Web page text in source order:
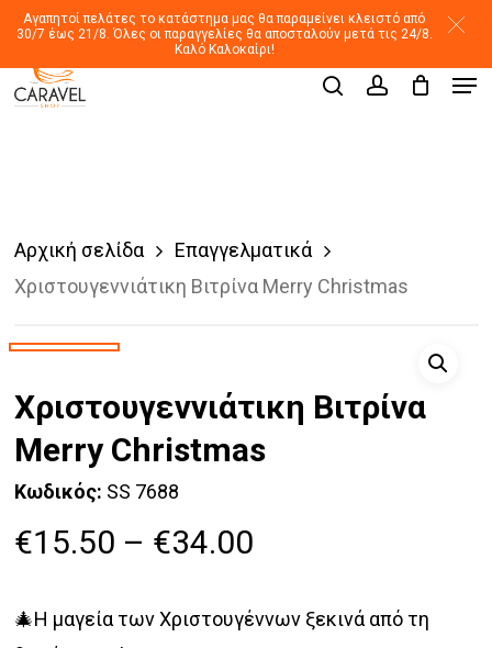
Αγαπητοί πελάτες το κατάστημα μας θα παραμείνει κλειστό από
30/7 έως 21/8. Όλες οι παραγγελίες θα αποσταλούν μετά τις 24/8.
Καλό Καλοκαίρι!
Skip
mainProducts
search
searchaccount
Αρχική σελίδα
Επαγγελματικά
Χριστουγεννιάτικη Βιτρίνα Merry Christmas
Χριστουγεννιάτικη Βιτρίνα
Merry Christmas
Κωδικός: SS 7688
€15.50 – €34.00
€15.50
through
🎄Η μαγεία των Χριστουγέννων ξεκινά από τη